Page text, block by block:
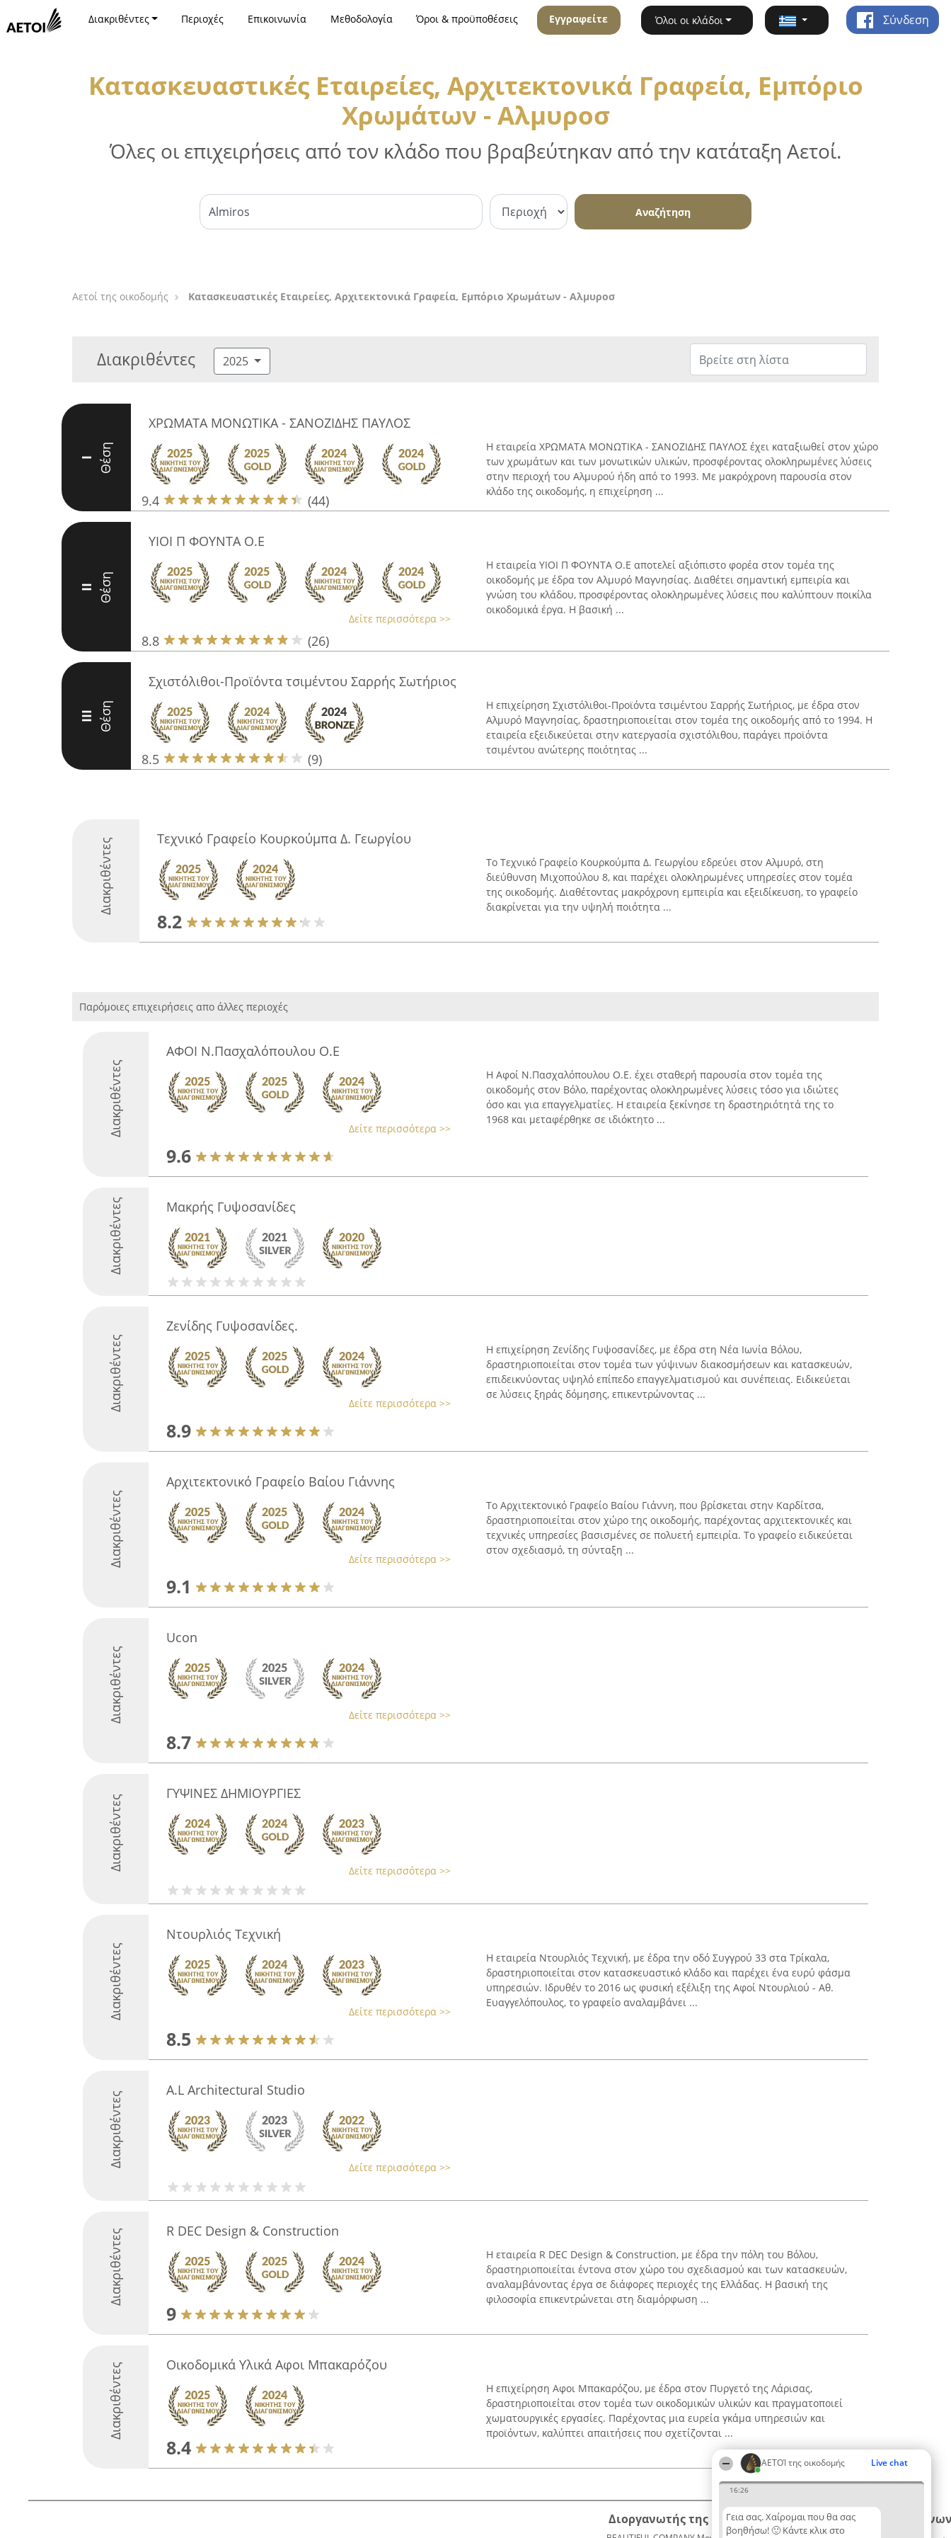
ΑΕΤΟΊ της οικοδομής Live chat
16:26
Γεια σας. Χαίρομαι που θα σας
βοηθήσω! 🙂 Κάντε κλικ στο
Διακριθέντες Περιοχές Επικοινωνία Μεθοδολογία Όροι & προϋποθέσεις Εγγραφείτε Όλοι οι κλάδοι Σύνδεση
Κατασκευαστικές Εταιρείες, Αρχιτεκτονικά Γραφεία, Εμπόριο
Χρωμάτων - Αλμυροσ
Όλες οι επιχειρήσεις από τον κλάδο που βραβεύτηκαν από την κατάταξη Αετοί.
Αναζήτηση
Αετοί της οικοδομής Κατασκευαστικές Εταιρείες, Αρχιτεκτονικά Γραφεία, Εμπόριο Χρωμάτων - Αλμυροσ
Διακριθέντες 2025
I Θέση
ΧΡΩΜΑΤΑ ΜΟΝΩΤΙΚΑ - ΣΑΝΟΖΙΔΗΣ ΠΑΥΛΟΣ
9.4 (44)
Η εταιρεία ΧΡΩΜΑΤΑ ΜΟΝΩΤΙΚΑ - ΣΑΝΟΖΙΔΗΣ ΠΑΥΛΟΣ έχει καταξιωθεί στον χώρο
των χρωμάτων και των μονωτικών υλικών, προσφέροντας ολοκληρωμένες λύσεις
στην περιοχή του Αλμυρού ήδη από το 1993. Με μακρόχρονη παρουσία στον
κλάδο της οικοδομής, η επιχείρηση ...
II Θέση
ΥΙΟΙ Π ΦΟΥΝΤΑ Ο.Ε
Δείτε περισσότερα >>
8.8 (26)
Η εταιρεία ΥΙΟΙ Π ΦΟΥΝΤΑ Ο.Ε αποτελεί αξιόπιστο φορέα στον τομέα της
οικοδομής με έδρα τον Αλμυρό Μαγνησίας. Διαθέτει σημαντική εμπειρία και
γνώση του κλάδου, προσφέροντας ολοκληρωμένες λύσεις που καλύπτουν ποικίλα
οικοδομικά έργα. Η βασική ...
III Θέση
Σχιστόλιθοι-Προϊόντα τσιμέντου Σαρρής Σωτήριος
8.5 (9)
Η επιχείρηση Σχιστόλιθοι-Προϊόντα τσιμέντου Σαρρής Σωτήριος, με έδρα στον
Αλμυρό Μαγνησίας, δραστηριοποιείται στον τομέα της οικοδομής από το 1994. Η
εταιρεία εξειδικεύεται στην κατεργασία σχιστόλιθου, παράγει προϊόντα
τσιμέντου ανώτερης ποιότητας ...
Διακριθέντες Τεχνικό Γραφείο Κουρκούμπα Δ. Γεωργίου
8.2
Το Τεχνικό Γραφείο Κουρκούμπα Δ. Γεωργίου εδρεύει στον Αλμυρό, στη
διεύθυνση Μιχοπούλου 8, και παρέχει ολοκληρωμένες υπηρεσίες στον τομέα
της οικοδομής. Διαθέτοντας μακρόχρονη εμπειρία και εξειδίκευση, το γραφείο
διακρίνεται για την υψηλή ποιότητα ...
Παρόμοιες επιχειρήσεις απο άλλες περιοχές
Διακριθέντες
ΑΦΟΙ Ν.Πασχαλόπουλου Ο.Ε
Δείτε περισσότερα >>
9.6
Η Αφοί Ν.Πασχαλόπουλου Ο.Ε. έχει σταθερή παρουσία στον τομέα της
οικοδομής στον Βόλο, παρέχοντας ολοκληρωμένες λύσεις τόσο για ιδιώτες
όσο και για επαγγελματίες. Η εταιρεία ξεκίνησε τη δραστηριότητά της το
1968 και μεταφέρθηκε σε ιδιόκτητο ...
Διακριθέντες Μακρής Γυψοσανίδες
Διακριθέντες
Ζενίδης Γυψοσανίδες.
Δείτε περισσότερα >>
8.9
Η επιχείρηση Ζενίδης Γυψοσανίδες, με έδρα στη Νέα Ιωνία Βόλου,
δραστηριοποιείται στον τομέα των γύψινων διακοσμήσεων και κατασκευών,
επιδεικνύοντας υψηλό επίπεδο επαγγελματισμού και συνέπειας. Ειδικεύεται
σε λύσεις ξηράς δόμησης, επικεντρώνοντας ...
Διακριθέντες
Αρχιτεκτονικό Γραφείο Βαίου Γιάννης
Δείτε περισσότερα >>
9.1
Το Αρχιτεκτονικό Γραφείο Βαίου Γιάννη, που βρίσκεται στην Καρδίτσα,
δραστηριοποιείται στον χώρο της οικοδομής, παρέχοντας αρχιτεκτονικές και
τεχνικές υπηρεσίες βασισμένες σε πολυετή εμπειρία. Το γραφείο ειδικεύεται
στον σχεδιασμό, τη σύνταξη ...
Διακριθέντες
Ucon
Δείτε περισσότερα >>
8.7
Διακριθέντες
ΓΥΨΙΝΕΣ ΔΗΜΙΟΥΡΓΙΕΣ
Δείτε περισσότερα >>
Διακριθέντες
Ντουρλιός Τεχνική
Δείτε περισσότερα >>
8.5
Η εταιρεία Ντουρλιός Τεχνική, με έδρα την οδό Συγγρού 33 στα Τρίκαλα,
δραστηριοποιείται στον κατασκευαστικό κλάδο και παρέχει ένα ευρύ φάσμα
υπηρεσιών. Ιδρυθέν το 2016 ως φυσική εξέλιξη της Αφοί Ντουρλιού - Αθ.
Ευαγγελόπουλος, το γραφείο αναλαμβάνει ...
Διακριθέντες
A.L Architectural Studio
Δείτε περισσότερα >>
Διακριθέντες R DEC Design & Construction
9
Η εταιρεία R DEC Design & Construction, με έδρα την πόλη του Βόλου,
δραστηριοποιείται έντονα στον χώρο του σχεδιασμού και των κατασκευών,
αναλαμβάνοντας έργα σε διάφορες περιοχές της Ελλάδας. Η βασική της
φιλοσοφία επικεντρώνεται στη διαμόρφωση ...
Διακριθέντες Οικοδομικά Υλικά Αφοι Μπακαρόζου
8.4
Η επιχείρηση Αφοι Μπακαρόζου, με έδρα στον Πυργετό της Λάρισας,
δραστηριοποιείται στον τομέα των οικοδομικών υλικών και πραγματοποιεί
χωματουργικές εργασίες. Παρέχοντας μια ευρεία γκάμα υπηρεσιών και
προϊόντων, καλύπτει απαιτήσεις που σχετίζονται ...
Διοργανωτής της κατάταξης Κατάταξη